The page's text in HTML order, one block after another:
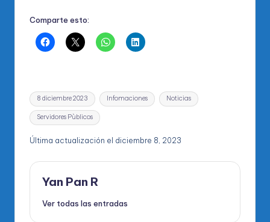
Comparte esto:
Etiquetas:
8 diciembre 2023 Infomaciones Noticias
Servidores Pùblicos
Última actualización el diciembre 8, 2023
Yan Pan R
Ver todas las entradas